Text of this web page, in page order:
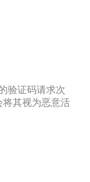
验证码请求次
其视为恶意活